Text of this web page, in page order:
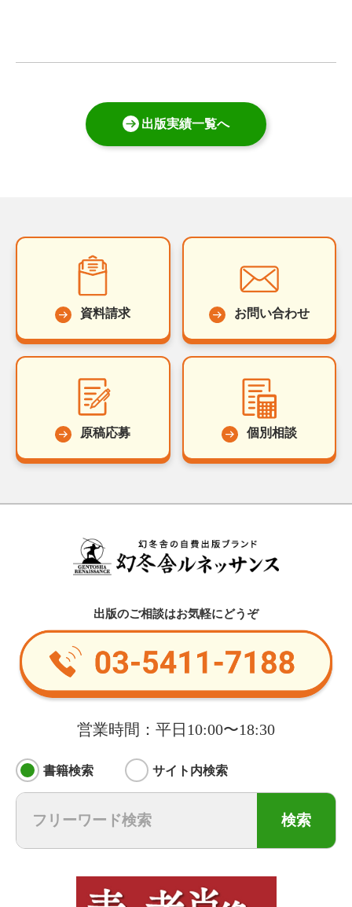
出版実績一覧へ
資料請求 お問い合わせ
原稿応募 個別相談
出版のご相談はお気軽にどうぞ
営業時間：平日10:00〜18:30
書籍検索 サイト内検索
検索